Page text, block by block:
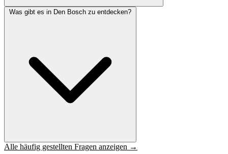
Was gibt es in Den Bosch zu entdecken?
Alle häufig gestellten Fragen anzeigen →